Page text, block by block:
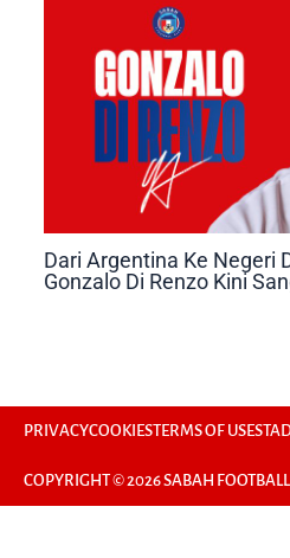
Dari Argentina Ke Negeri
Gonzalo Di Renzo Kini
PRIVACYCOOKIESTERMS OF USE
COPYRIGHT © 2026 SABAH